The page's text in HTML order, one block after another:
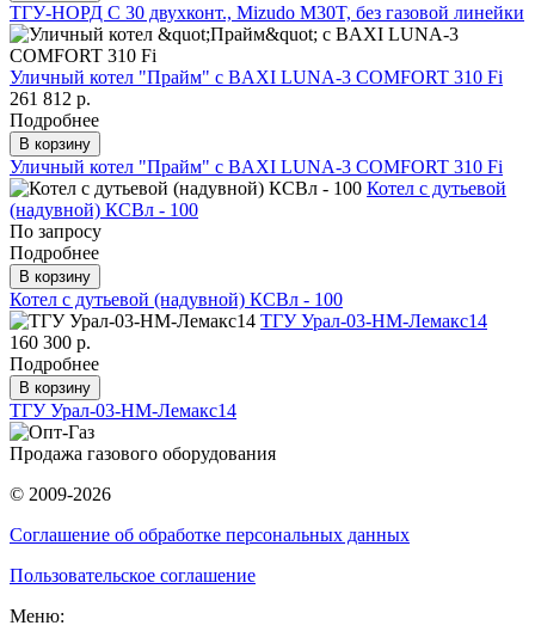
ТГУ-НОРД С 30 двухконт., Mizudo M30T, без газовой линейки
Уличный котел "Прайм" с BAXI LUNA-3 COMFORT 310 Fi
261 812 р.
Подробнее
В корзину
Уличный котел "Прайм" с BAXI LUNA-3 COMFORT 310 Fi
Котел с дутьевой
(надувной) КСВл - 100
По запросу
Подробнее
В корзину
Котел с дутьевой (надувной) КСВл - 100
ТГУ Урал-03-HM-Лемакс14
160 300 р.
Подробнее
В корзину
ТГУ Урал-03-HM-Лемакс14
Продажа газового оборудования
© 2009-2026
Соглашение об обработке персональных данных
Пользовательское соглашение
Меню: